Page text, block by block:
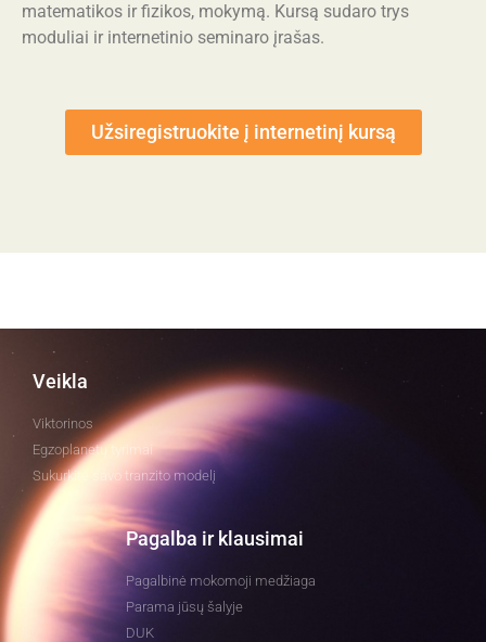
matematikos ir fizikos, mokymą. Kursą sudaro trys
moduliai ir internetinio seminaro įrašas.
Užsiregistruokite į internetinį kursą
Veikla
Viktorinos
Egzoplanetų tyrimai
Sukurkite savo tranzito modelį
Pagalba ir klausimai
Pagalbinė mokomoji medžiaga
Parama jūsų šalyje
DUK